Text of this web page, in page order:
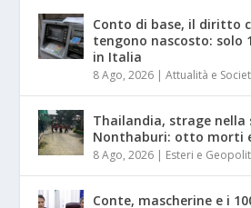
Conto di base, il diritto
tengono nascosto: solo
in Italia
8 Ago, 2026 |Attualità e
Thailandia, strage nella
Nonthaburi: otto morti
8 Ago, 2026 | Esteri e
Conte, mascherine e i